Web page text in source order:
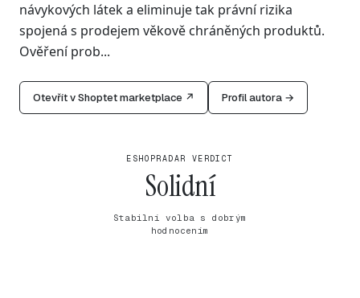
návykových látek a eliminuje tak právní rizika
spojená s prodejem věkově chráněných produktů.
Ověření prob...
Otevřít v Shoptet marketplace ↗ Profil autora →
ESHOPRADAR VERDICT
Solidní
Stabilní volba s dobrým
hodnocením